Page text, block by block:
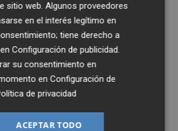
procesos, mientras la
produce entre particulares
del seguro y las
precios de referencia, Pina
«desde 30 euros al día con
con importes superiores en
alta.
sitio web. Algunos proveedores
en el interés legítimo en
tiene derecho a
enConfiguración de publicidad.
su consentimiento en
enConfiguración de
de privacidad
ACEPTAR TODO